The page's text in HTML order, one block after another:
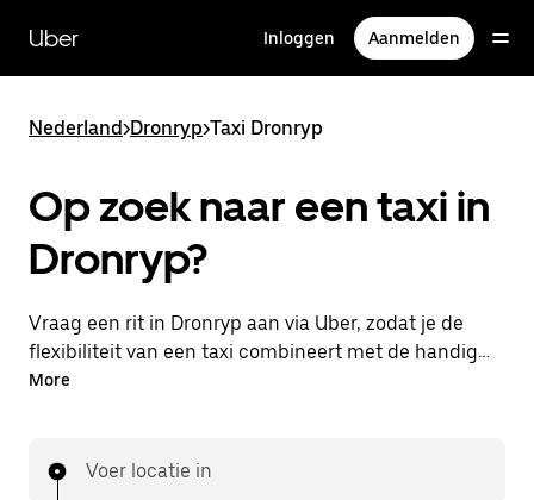
naar
hoofdinhoud
Uber Inloggen Aanmelden
Nederland>Dronryp>Taxi Dronryp
Op zoek naar een taxi in
Dronryp?
Vraag een rit in Dronryp aan via Uber, zodat je de
flexibiliteit van een taxi combineert met de handige
functies in de app. Je kunt on-demand een
Je rit is binnen handbereik.
More
Voer locatie in